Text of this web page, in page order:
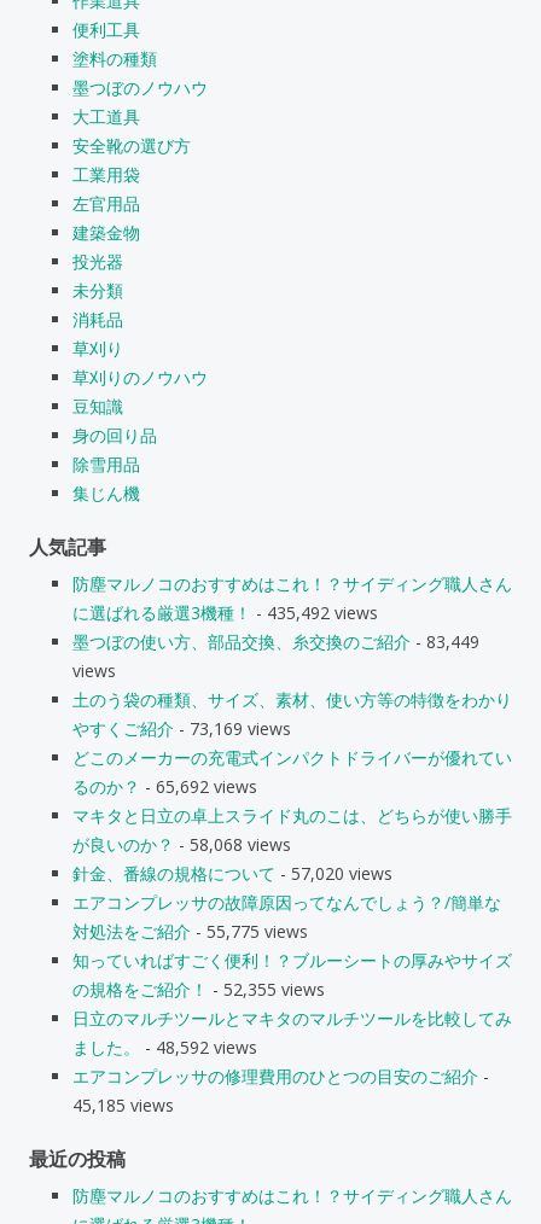
便利工具
塗料の種類
墨つぼのノウハウ
大工道具
安全靴の選び方
工業用袋
左官用品
建築金物
投光器
未分類
消耗品
草刈り
草刈りのノウハウ
豆知識
身の回り品
除雪用品
集じん機
人気記事
防塵マルノコのおすすめはこれ！？サイディング職人さん
に選ばれる厳選3機種！ - 435,492 views
墨つぼの使い方、部品交換、糸交換のご紹介 - 83,449
views
土のう袋の種類、サイズ、素材、使い方等の特徴をわかり
やすくご紹介 - 73,169 views
どこのメーカーの充電式インパクトドライバーが優れてい
るのか？ - 65,692 views
マキタと日立の卓上スライド丸のこは、どちらが使い勝手
が良いのか？ - 58,068 views
針金、番線の規格について - 57,020 views
エアコンプレッサの故障原因ってなんでしょう？/簡単な
対処法をご紹介 - 55,775 views
知っていればすごく便利！？ブルーシートの厚みやサイズ
の規格をご紹介！ - 52,355 views
日立のマルチツールとマキタのマルチツールを比較してみ
ました。
- 48,592 views
エアコンプレッサの修理費用のひとつの目安のご紹介 -
45,185 views
最近の投稿
防塵マルノコのおすすめはこれ！？サイディング職人さん